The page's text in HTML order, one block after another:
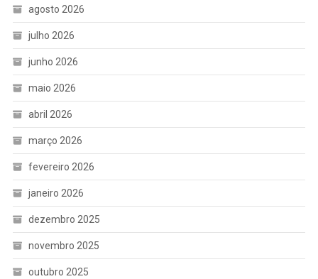
agosto 2026
julho 2026
junho 2026
maio 2026
abril 2026
março 2026
fevereiro 2026
janeiro 2026
dezembro 2025
novembro 2025
outubro 2025